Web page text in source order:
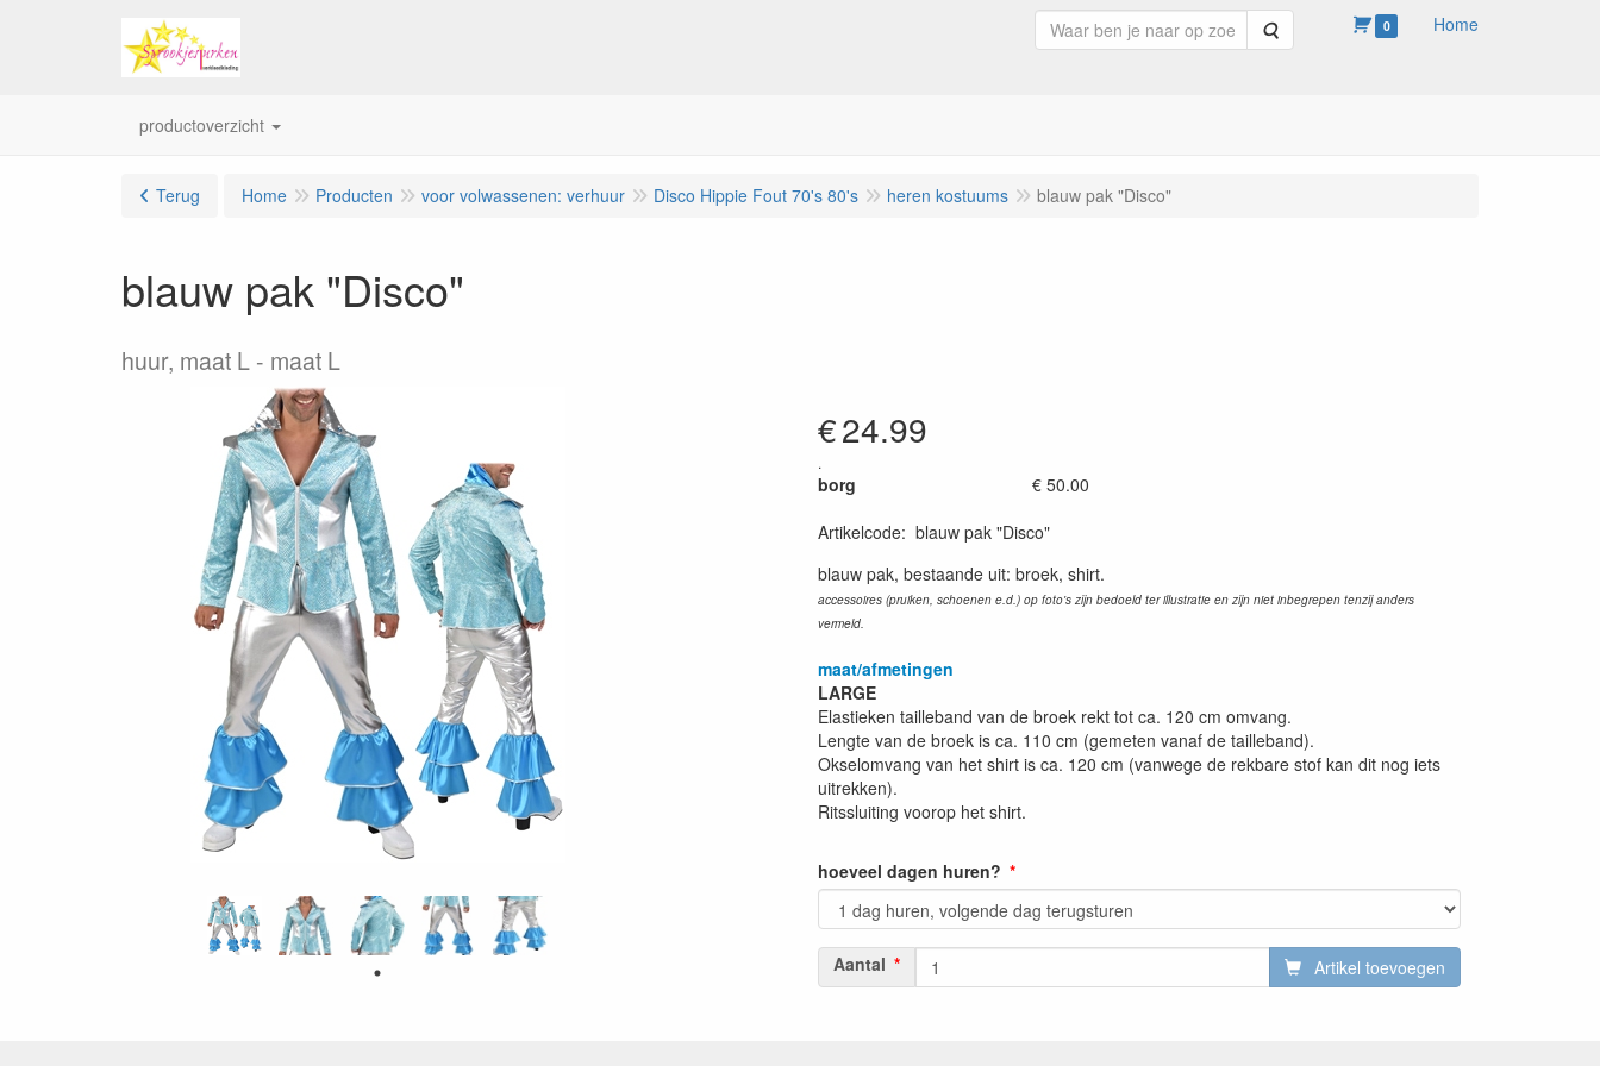
Zoeken 0 Home
productoverzicht
Terug Home Producten voor volwassenen: verhuur Disco Hippie Fout 70's 80's heren kostuums blauw pak "Disco"
blauw pak "Disco"
huur, maat L maat L
€24.99
.
borg
€ 50.00
Artikelcode: blauw pak "Disco"
blauw pak, bestaande uit: broek, shirt.
accessoires (pruiken, schoenen e.d.) op foto's zijn bedoeld ter illustratie en zijn niet inbegrepen tenzij anders
vermeld.
maat/afmetingen
LARGE
Elastieken tailleband van de broek rekt tot ca. 120 cm omvang.
Lengte van de broek is ca. 110 cm (gemeten vanaf de tailleband).
Okselomvang van het shirt is ca. 120 cm (vanwege de rekbare stof kan dit nog iets
uitrekken).
Ritssluiting voorop het shirt.
hoeveel dagen huren?
Aantal Artikel toevoegen